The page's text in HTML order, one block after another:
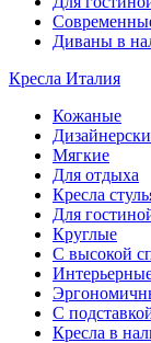
Диваны в
Кресла Италия
Кожаные
Мягкие
Для отдыха
Кресла
Для
Круглые
С высокой
С
Кресла в